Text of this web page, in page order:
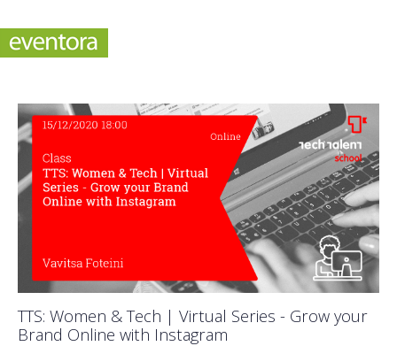
TTS: Women & Tech | Virtual Series - Grow your
Brand Online with Instagram